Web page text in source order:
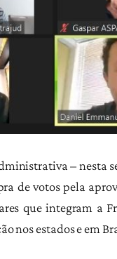
– nesta
de votos pela
que integram a
nos estados e em